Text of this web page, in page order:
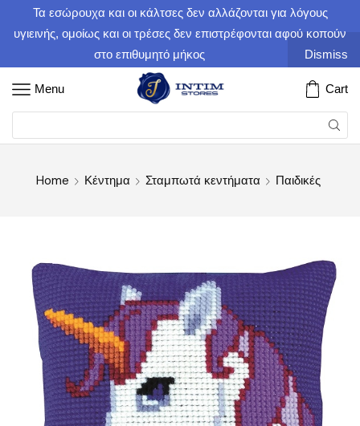
Τα εσώρουχα και οι κάλτσες δεν αλλάζονται για λόγους
υγιεινής, ομοίως και οι τρέσες δεν επιστρέφονται αφού κοπούν
στο επιθυμητό μήκος
Dismiss
Menu Cart
Home Κέντημα Σταμπωτά κεντήματα Παιδικές